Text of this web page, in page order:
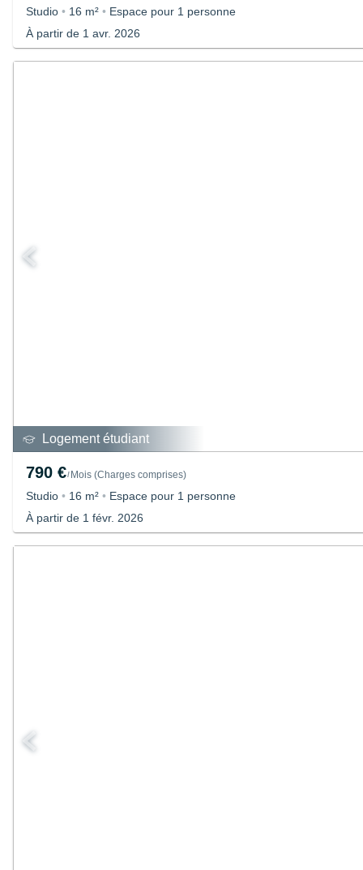
Studio • 16 m² • Espace pour 1 personne
À partir de 1 avr. 2026
Logement étudiant
790 €/Mois (Charges comprises)
Studio • 16 m² • Espace pour 1 personne
À partir de 1 févr. 2026